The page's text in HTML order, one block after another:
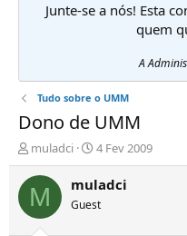
Junte-se a nós! Esta
quem
A
Tudo sobre o UMM
Dono de UMM
I
n
i
c
i
muladci
D
a
t
d
4 Fev 2009
M muladci
Guest